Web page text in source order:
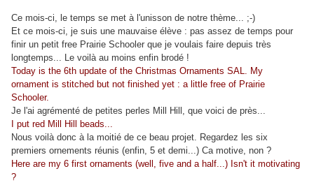
Ce mois-ci, le temps se met à l'unisson de notre thème... ;-)
Et ce mois-ci, je suis une mauvaise élève : pas assez de temps pour
finir un petit free Prairie Schooler que je voulais faire depuis très
longtemps... Le voilà au moins enfin brodé !
Today is the 6th update of the Christmas Ornaments SAL. My
ornament is stitched but not finished yet : a little free of Prairie
Schooler.
Je l'ai agrémenté de petites perles Mill Hill, que voici de près...
I put red Mill Hill beads...
Nous voilà donc à la moitié de ce beau projet. Regardez les six
premiers ornements réunis (enfin, 5 et demi...) Ca motive, non ?
Here are my 6 first ornaments (well, five and a half...) Isn't it motivating
?